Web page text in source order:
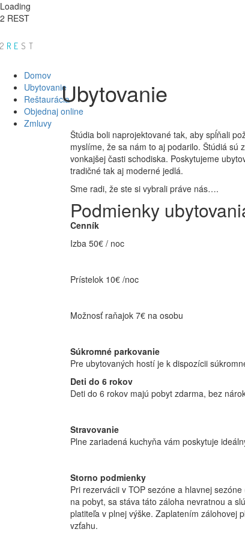
Loading
2 REST
2 RE ST
Domov
Ubytovanie
Reštaurácia
Objednaj online
Zmluvy
Ubytovanie
Štúdia boli naprojektované tak, aby spĺňali
myslíme, že sa nám to aj podarilo. Štúdiá sú
vonkajšej časti schodiska. Poskytujeme
tradičné tak aj moderné jedlá.
Sme radi, že ste si vybrali práve nás….
Podmienky
Cenník
Izba 50€ / noc
Prístelok 10€ /noc
Možnosť raňajok 7€ na osobu
Súkromné parkovanie
Pre ubytovaných hostí je k dispozícii
Deti do 6 rokov
Deti do 6 rokov majú pobyt zdarma, bez
Stravovanie
Plne zariadená kuchyňa vám poskytuje
Storno podmienky
Pri rezervácii v TOP sezóne a hlavnej
na pobyt, sa stáva táto záloha nevratnou a
platiteľa v plnej výške. Zaplatením zálohovej
vzťahu.